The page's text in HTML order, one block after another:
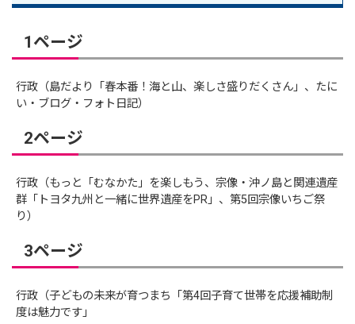
1ページ
行政（島だより「春本番！海と山、楽しさ盛りだくさん」、たに
い・ブログ・フォト日記）
2ページ
行政（もっと「むなかた」を楽しもう、宗像・沖ノ島と関連遺産
群「トヨタ九州と一緒に世界遺産をPR」、第5回宗像いちご祭
り）
3ページ
行政（子どもの未来が育つまち「第4回子育て世帯を応援補助制
度は魅力です」